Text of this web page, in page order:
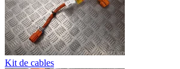
Kit de cables